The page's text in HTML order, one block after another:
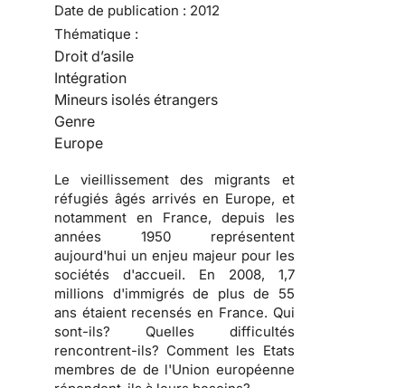
Date de publication : 2012
Thématique :
Droit d’asile
Intégration
Mineurs isolés étrangers
Genre
Europe
Le vieillissement des migrants et
réfugiés âgés arrivés en Europe, et
notamment en France, depuis les
années 1950 représentent
aujourd'hui un enjeu majeur pour les
sociétés d'accueil. En 2008, 1,7
millions d'immigrés de plus de 55
ans étaient recensés en France. Qui
sont-ils? Quelles difficultés
rencontrent-ils? Comment les Etats
membres de de l'Union européenne